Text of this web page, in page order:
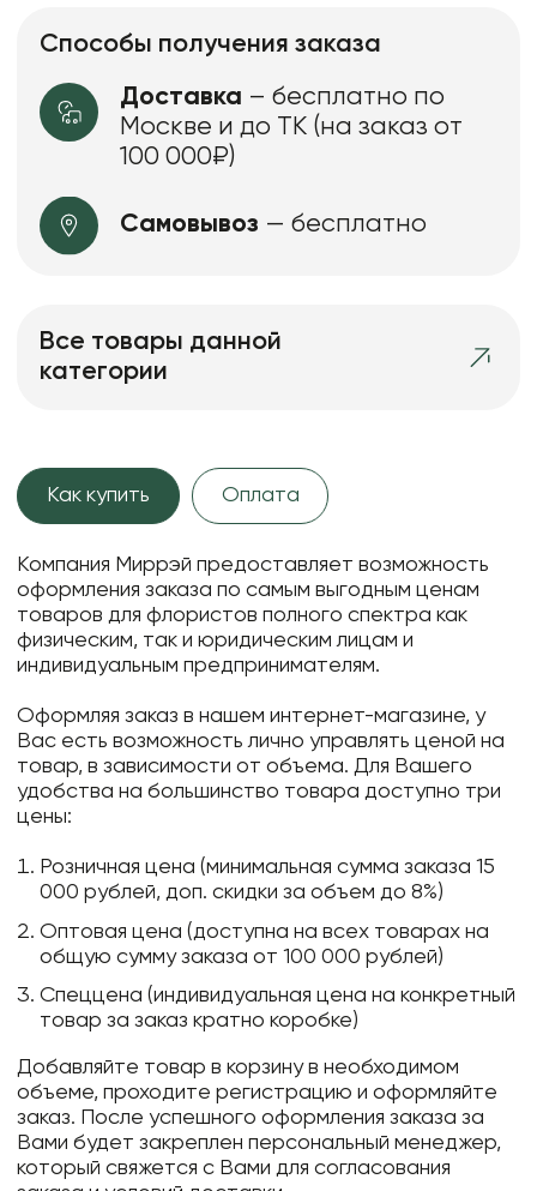
Способы получения заказа
Доставка – бесплатно по
Москве и до ТК (на заказ от
100 000₽)
Самовывоз — бесплатно
Все товары данной
категории
Как купить Оплата
Компания Миррэй предоставляет возможность
оформления заказа по самым выгодным ценам
товаров для флористов полного спектра как
физическим, так и юридическим лицам и
индивидуальным предпринимателям.
Оформляя заказ в нашем интернет-магазине, у
Вас есть возможность лично управлять ценой на
товар, в зависимости от объема. Для Вашего
удобства на большинство товара доступно три
цены:
Розничная цена (минимальная сумма заказа 15
000 рублей, доп. скидки за объем до 8%)
Оптовая цена (доступна на всех товарах на
общую сумму заказа от 100 000 рублей)
Спеццена (индивидуальная цена на конкретный
товар за заказ кратно коробке)
Добавляйте товар в корзину в необходимом
объеме, проходите регистрацию и оформляйте
заказ. После успешного оформления заказа за
Вами будет закреплен персональный менеджер,
который свяжется с Вами для согласования